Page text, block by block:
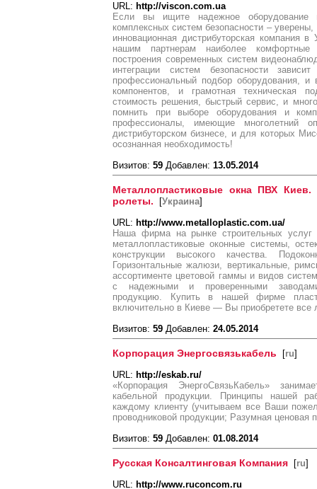
URL: http://viscon.com.ua
Если вы ищите надежное
комплексных систем безопасности –
инновационная дистрибуторская компания
нашим партнерам наиболее
построения современных систем
интеграции систем безопасности
профессиональный подбор оборудования, и
компонентов, и грамотная техническая
стоимость решения, быстрый сервис, и
помнить при выборе оборудования и
профессионалы, имеющие многолетний
дистрибуторском бизнесе, и для которых
осознанная необходимость!
Визитов: 59 Добавлен: 13.05.2014
Металлопластиковые окна ПВХ
ролеты. [Украина]
URL: http://www.metalloplastic.com.ua/
Наша фирма на рынке строительных
металлопластиковые оконные системы,
конструкции высокого качества.
Горизонтальные жалюзи, вертикальные,
ассортименте цветовой гаммы и видов
с надежными и проверенными
продукцию. Купить в нашей фирме
включительно в Киеве — Вы приобретете все
Визитов: 59 Добавлен: 24.05.2014
Корпорация Энергосвязькабель [ru]
URL: http://eskab.ru/
«Корпорация ЭнергоСвязьКабель»
кабельной продукции. Принципы нашей
каждому клиенту (учитываем все Ваши
проводниковой продукции; Разумная ценовая
Визитов: 59 Добавлен: 01.08.2014
Русская Консалтинговая Компания [ru]
URL: http://www.ruconcom.ru